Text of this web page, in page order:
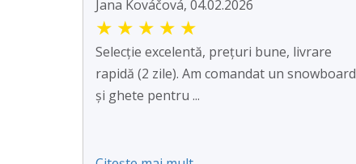
Jana Kováčová, 04.02.2026
★ ★ ★ ★ ★
Selecție excelentă, prețuri bune, livrare
rapidă (2 zile). Am comandat un snowboard
și ghete pentru ...